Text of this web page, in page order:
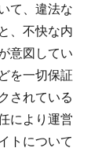
て、違法な
、不快な内
意図してい
を一切保証
されている
により運営
トについて